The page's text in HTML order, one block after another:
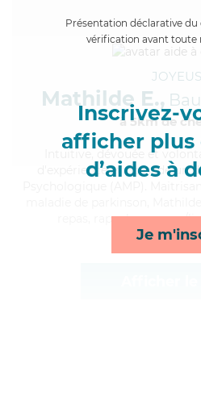
Présentation déclarative du
vérification avant toute
Inscrivez-
afficher plus
d’aides à
Je
Mathilde E.,
à 5km de
, dévouée et
d'expérience et possède un
repas, rappels, courses/